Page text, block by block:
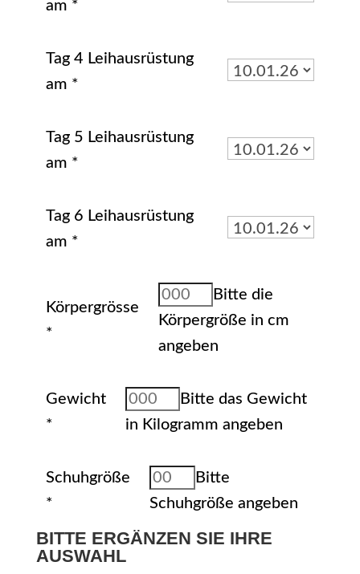
am *
Tag 4 Leihausrüstung
am *
Tag 5 Leihausrüstung
am *
Tag 6 Leihausrüstung
am *
Körpergrösse
*
Bitte die
Körpergröße in cm
angeben
Gewicht
*
Bitte das Gewicht
in Kilogramm angeben
Schuhgröße
*
Bitte
Schuhgröße angeben
BITTE ERGÄNZEN SIE IHRE
AUSWAHL